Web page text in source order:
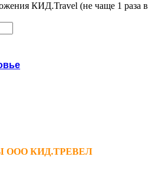
КИД.Travel (не чаще 1 раза в
КИД.ТРЕВЕЛ